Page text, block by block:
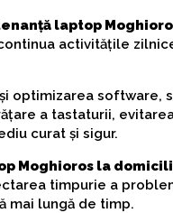
laptop
activitățile
optimizarea
a tastaturii,
curat și sigur.
Moghioros la
timpurie a
mai lungă de timp.